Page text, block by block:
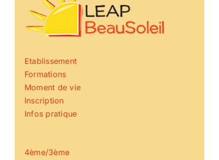
Etablissement
Formations
Moment de vie
Inscription
Infos pratique
4ème/3ème